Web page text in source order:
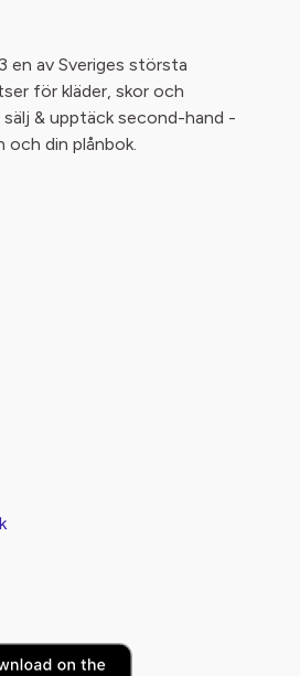
en av Sveriges största
för kläder, skor och
& upptäck second-hand -
och din plånbok.